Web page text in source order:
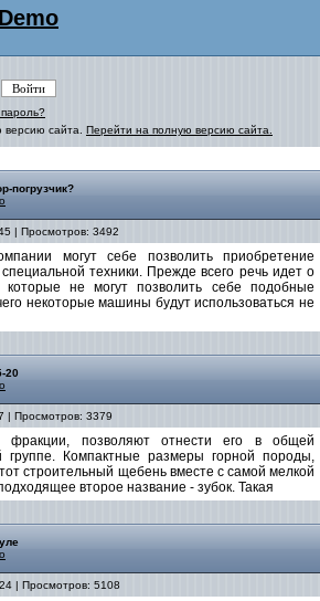
сайта. Перейти на полную версию сайта.
погрузчик?
| Просмотров: 3492
могут себе позволить приобретение
техники. Прежде всего речь идет о
которые не могут позволить себе подобные
некоторые машины будут использоваться не
20
| Просмотров: 3379
позволяют отнести его в общей
группе. Компактные размеры горной породы,
строительный щебень вместе с самой мелкой
второе название - зубок. Такая
| Просмотров: 5108